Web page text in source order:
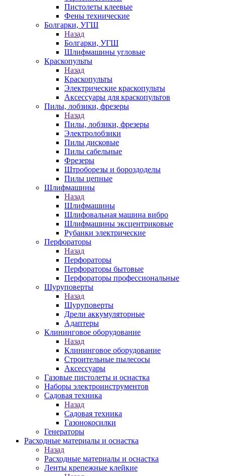
Пистолеты клеевые
Фены технические
Болгарки, УГШ
Назад
Болгарки, УГШ
Шлифмашины угловые
Краскопульты
Назад
Краскопульты
Электрические краскопульты
Аксессуары для краскопультов
Пилы, лобзики, фрезеры
Назад
Пилы, лобзики, фрезеры
Электролобзики
Пилы дисковые
Пилы сабельные
Фрезеры
Штроборезы и бороздоделы
Пилы цепные
Шлифмашины
Назад
Шлифмашины
Шлифовальная машина вибро
Шлифмашины эксцентриковые
Рубанки электрические
Перфораторы
Назад
Перфораторы
Перфораторы бытовые
Перфораторы профессиональные
Шуруповерты
Назад
Шуруповерты
Дрели аккумуляторные
Адаптеры
Клининговое оборудование
Назад
Клининговое оборудование
Строительные пылесосы
Аксессуары
Газовые пистолеты и оснастка
Наборы электроинструментов
Садовая техника
Назад
Садовая техника
Газонокосилки
Генераторы
Расходные материалы и оснастка
Назад
Расходные материалы и оснастка
Ленты крепежные клейкие